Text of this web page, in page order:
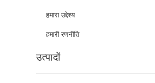
हमारा उद्देश्य
हमारी रणनीति
उत्पादों